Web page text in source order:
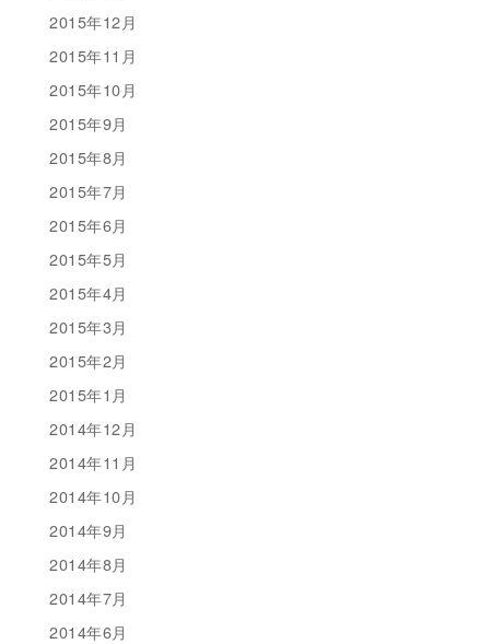
2015年12月
2015年11月
2015年10月
2015年9月
2015年8月
2015年7月
2015年6月
2015年5月
2015年4月
2015年3月
2015年2月
2015年1月
2014年12月
2014年11月
2014年10月
2014年9月
2014年8月
2014年7月
2014年6月